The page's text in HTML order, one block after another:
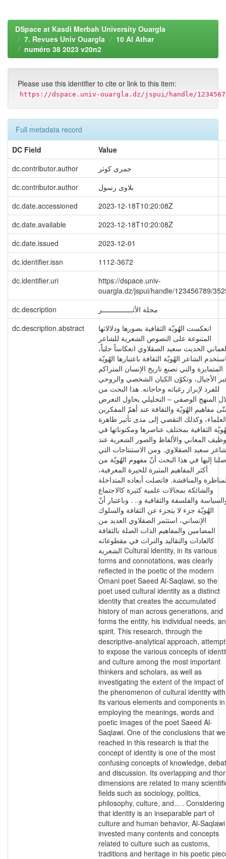
DSpace at Kasdi Merbah University Ouargla
7. Revues Univ Ouargla
10 Al Athar
numéro 38 2023 v20n2
Please use this identifier to cite or link to this item:
https://dspace.univ-ouargla.dz/jspui/handle/
Full metadata record
DC Field
Value
dc.contributor.author
جمری کوثر
dc.contributor.author
بلاوی رسول
dc.date.accessioned
2023-12-18T10:20:08Z
dc.date.available
2023-12-18T10:20:08Z
dc.date.issued
2023-12-01
dc.identifier.issn
1112-3672
dc.identifier.uri
https://dspace.univ-
ouargla.dz/jspui/handle/123456789/
dc.description
مجلة الأثـــــــــــــــر
dc.description.abstract
انعکست الهُویّة الثقافیة بصورها ودلالاتها
المتنوعة علی النصوص الشعریة للشاعر
الحدیث سعید الصقلاوي انعکاساً جلیاً،
الشاعر الهُویّة الثقافة باعتبارها الهُویّة
المتمایزة والتي تصنع تاریخ الإنسان المتراکم
الأجیال، وتکوّن الکیان الشخصي والروحي
للفرد لإبراز رغباته وحاجاته. هذا البحث من
المنهج الوصفي – التحلیلي یحاول التعرض
مفاهیم الهُویّة والثقافة عند أهمّ المفکرین
وکذلك التقصي إلی مدی تأثیر ظاهرة
الثقافیة بمختلف عناصرها ومکنوناتها في
المعاني والألفاظ والصور الشعریة عند
سعید الصقلاوي. ومن الاستنتاجات التي
إلیها في هذا البحث أنّ مفهوم الهُویّة من
أكثر المفاهیم المثیرة للحیرة المعرفیة،
والمناقشة. فاتصلت أبعاده المتداخلة
والشائکة بمجالات علمیة کثیرة کالاجتماع
والفلسفة والثقافیة و.. . وباعتبار أنّ
الهُویّة جزء لا یتجزء عن الثقافة والسلوك
الإنساني، استثمر الصقلاوي العدید من
المضامین والمفاهیم الذات الصلة بالثقافة
کالعادات والتقالید والتراث في مقطوعاته
الشعریة Cultural identity, in its various
forms and connotations, was clearly
reflected in the poetic of the modern
Omani poet Saeed Al-Saqlawi, so the
poet used cultural identity as a distinct
identity that creates the accumulated
history of man across generations, and
forms the entity, his individual needs,
spirit. This research, through the
descriptive-analytical approach,
to expose the various concepts of
and culture among the most important
thinkers and scholars, as well as
investigating the extent of the impact of
the phenomenon of cultural identity with
its various elements and components in
employing the meanings, words and
poetic images of the poet Saeed Al-
Saqlawi. One of the conclusions that we
reached in this research is that the
concept of identity is one of the most
confusing concepts of knowledge,
and discussion. Its overlapping and
dimensions are related to many
fields such as sociology, politics,
philosophy, culture, and... . Considering
that identity is an inseparable part of
culture and human behavior, Al-Saqlawi
invested many contents and concepts
related to culture such as customs,
traditions and heritage in his poetic